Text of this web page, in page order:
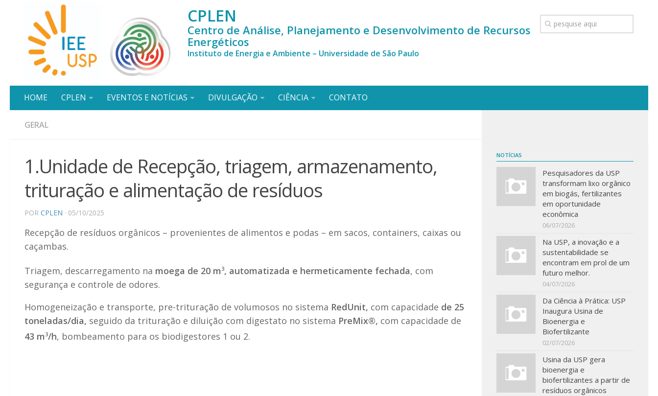
CPLEN
Centro de Análise, Planejamento e Desenvolvimento de Recursos
Energéticos
Instituto de Energia e Ambiente – Universidade de São Paulo
HOME CPLEN EVENTOS E NOTÍCIAS DIVULGAÇÃO CIÊNCIA CONTATO
GERAL
1.Unidade de Recepção, triagem, armazenamento,
trituração e alimentação de resíduos
POR CPLEN · 05/10/2025
Recepção de resíduos orgânicos – provenientes de alimentos e podas – em sacos, containers, caixas ou
caçambas.
Triagem, descarregamento na moega de 20 m 3, automatizada e hermeticamente fechada, com
segurança e controle de odores.
Homogeneização e transporte, pre-trituração de volumosos no sistema RedUnit, com capacidade de 25
toneladas/dia, seguido da trituração e diluição com digestato no sistema PreMix®, com capacidade de
43 m 3/h, bombeamento para os biodigestores 1 ou 2.
NOTÍCIAS
Pesquisadores da USP
transformam lixo orgânico
em biogás, fertilizantes
em oportunidade
econômica
06/07/2026
Na USP, a inovação e a
sustentabilidade se
encontram em prol de um
futuro melhor.
04/07/2026
Da Ciência à Prática: USP
Inaugura Usina de
Bioenergia e
Biofertilizante
02/07/2026
Usina da USP gera
bioenergia e
biofertilizantes a partir de
resíduos orgânicos